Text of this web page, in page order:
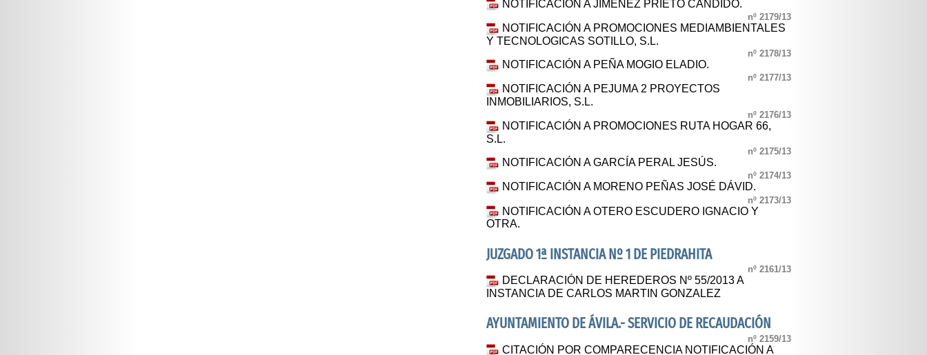
NOTIFICACIÓN A JIMÉNEZ PRIETO CANDIDO.
nº 2179/13
NOTIFICACIÓN A PROMOCIONES MEDIAMBIENTALES
Y TECNOLOGICAS SOTILLO, S.L.
nº 2178/13
NOTIFICACIÓN A PEÑA MOGIO ELADIO.
nº 2177/13
NOTIFICACIÓN A PEJUMA 2 PROYECTOS
INMOBILIARIOS, S.L.
nº 2176/13
NOTIFICACIÓN A PROMOCIONES RUTA HOGAR 66,
S.L.
nº 2175/13
NOTIFICACIÓN A GARCÍA PERAL JESÚS.
nº 2174/13
NOTIFICACIÓN A MORENO PEÑAS JOSÉ DÁVID.
nº 2173/13
NOTIFICACIÓN A OTERO ESCUDERO IGNACIO Y
OTRA.
JUZGADO 1ª INSTANCIA Nº 1 DE PIEDRAHITA
nº 2161/13
DECLARACIÓN DE HEREDEROS Nº 55/2013 A
INSTANCIA DE CARLOS MARTIN GONZALEZ
AYUNTAMIENTO DE ÁVILA.- SERVICIO DE RECAUDACIÓN
nº 2159/13
CITACIÓN POR COMPARECENCIA NOTIFICACIÓN A